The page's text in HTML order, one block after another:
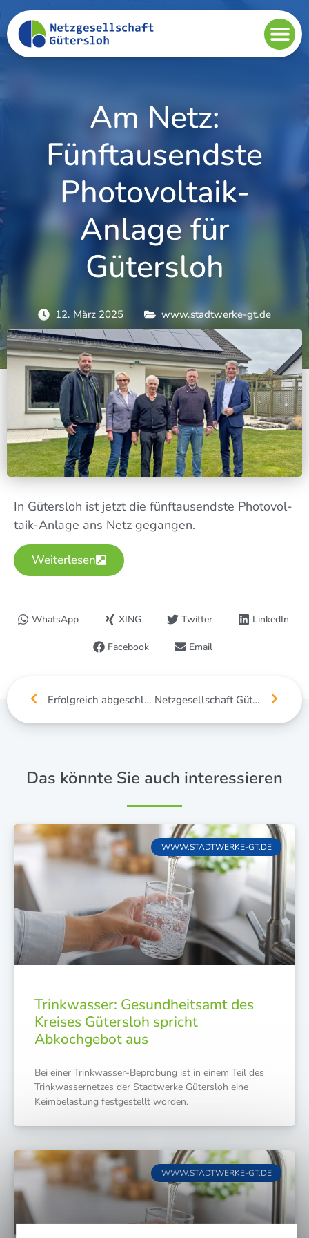
Am Netz:
Fünftausendste
Photovoltaik-
Anlage für
Gütersloh
12. März 2025 www.stadtwerke-gt.de
In Güters­loh ist jetzt die fünf­tau­sends­te Pho­to­vol­
ta­ik-Anla­ge ans Netz gegangen.
Wei­ter­le­sen
WhatsApp XING Twitter LinkedIn
Facebook Email
Erfolgreich abgeschlossen: Auszubildende ins Berufsleben verabschiedet Netzgesellschaft Gütersloh: Überprüfung des Gas-Netzes
Das könnte Sie auch interessieren
WWW.STADTWERKE-GT.DE
Trinkwasser: Gesundheitsamt des
Kreises Gütersloh spricht
Abkochgebot aus
Bei einer Trink­was­ser-Bepro­bung ist in einem Teil des
Trink­was­ser­net­zes der Stadt­wer­ke Güters­loh eine
Keim­be­las­tung fest­ge­stellt worden.
WWW.STADTWERKE-GT.DE